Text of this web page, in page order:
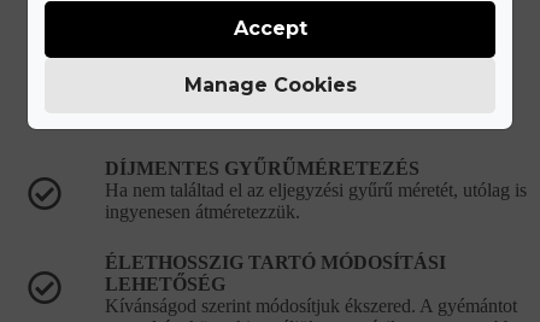
LEHETŐSÉG
Ékszered eredeti csillogását bármikor ingyenesen
DÍJMENTES GYŰRŰMÉRETEZÉS
Ha nem találtad el az eljegyzési gyűrű méretét, utólag is
ingyenesen átméretezzük.
ÉLETHOSSZIG TARTÓ MÓDOSÍTÁSI
LEHETŐSÉG
Kívánságod szerint módosítjuk ékszered. A gyémántot
Manage Cookies
Accept